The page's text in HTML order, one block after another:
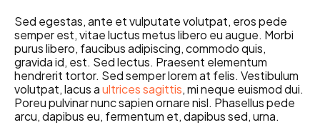
Sed egestas, ante et vulputate volutpat, eros pede
semper est, vitae luctus metus libero eu augue. Morbi
purus libero, faucibus adipiscing, commodo quis,
gravida id, est. Sed lectus. Praesent elementum
hendrerit tortor. Sed semper lorem at felis. Vestibulum
volutpat, lacus aultrices sagittis, mi neque euismod dui.
Poreu pulvinar nunc sapien ornare nisl. Phasellus pede
arcu, dapibus eu, fermentum et, dapibus sed, urna.